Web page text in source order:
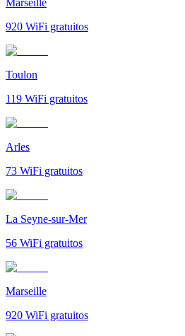
920 WiFi gratuitos
Toulon
119 WiFi gratuitos
Arles
73 WiFi gratuitos
La Seyne-sur-Mer
56 WiFi gratuitos
Marseille
920 WiFi gratuitos